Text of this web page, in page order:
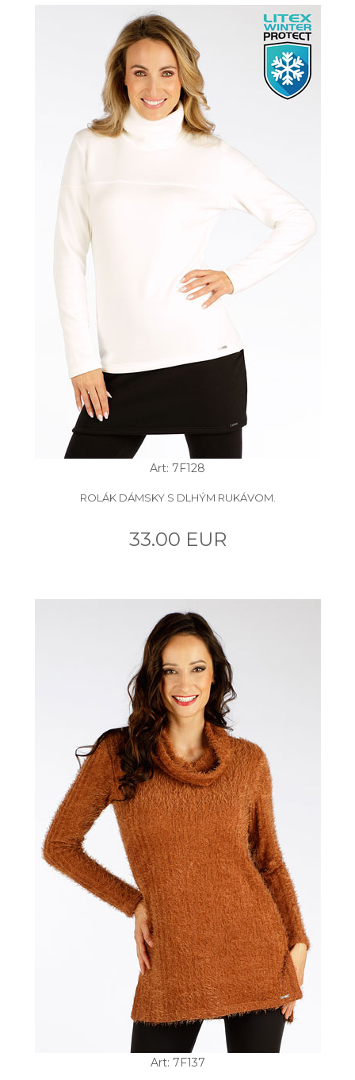
Art: 7F128
ROLÁK DÁMSKY S DLHÝM RUKÁVOM.
33.00 EUR
Art: 7F137